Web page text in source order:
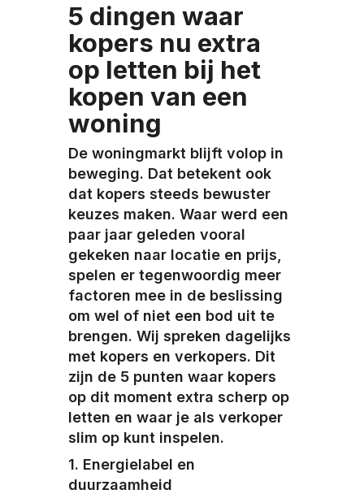
5 dingen waar
kopers nu extra
op letten bij het
kopen van een
woning
De woningmarkt blijft volop in
beweging. Dat betekent ook
dat kopers steeds bewuster
keuzes maken. Waar werd een
paar jaar geleden vooral
gekeken naar locatie en prijs,
spelen er tegenwoordig meer
factoren mee in de beslissing
om wel of niet een bod uit te
brengen. Wij spreken dagelijks
met kopers en verkopers. Dit
zijn de 5 punten waar kopers
op dit moment extra scherp op
letten en waar je als verkoper
slim op kunt inspelen.
1. Energielabel en
duurzaamheid